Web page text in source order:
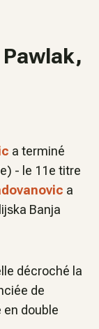
a terminé
- le 11e titre
a
Banja
décroché la
de
en double